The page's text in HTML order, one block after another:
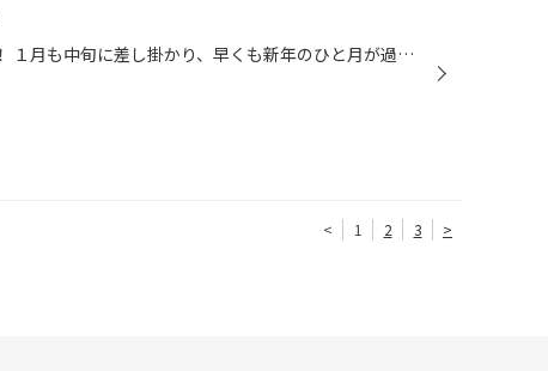
こんにちは、タイヤ館本庄です！ １月も中旬に差し掛かり、早くも新年のひと月が過ぎようとしています。 お店は少し落ち着きはじめて、スキマ時間が増えてきましたので、 なかなか忙しい時期には出来ない整理・整頓・清掃をやりました。 今回は外展示のホイールに巻いているラップをキレイに拭き上...
< 1 2 3 >